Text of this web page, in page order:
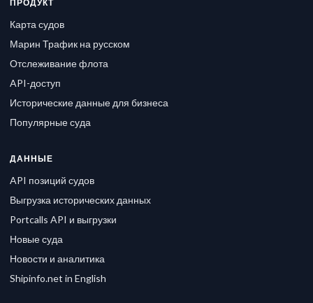
ПРОДУКТ
Карта судов
Марин Трафик на русском
Отслеживание флота
API-доступ
Исторические данные для бизнеса
Популярные суда
ДАННЫЕ
API позиций судов
Выгрузка исторических данных
Portcalls API и выгрузки
Новые суда
Новости и аналитика
Shipinfo.net in English